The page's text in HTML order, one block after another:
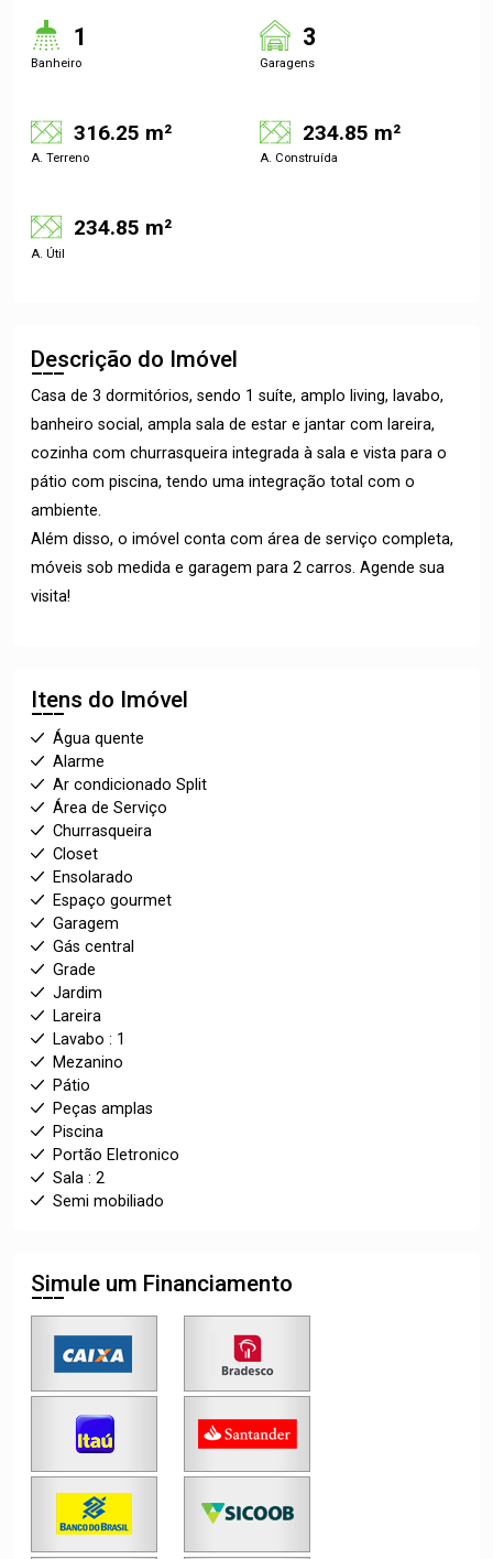
1
Banheiro
3
Garagens
316.25 m²
A. Terreno
234.85 m²
A. Construída
234.85 m²
A. Útil
Descrição do Imóvel
Casa de 3 dormitórios, sendo 1 suíte, amplo living, lavabo,
banheiro social, ampla sala de estar e jantar com lareira,
cozinha com churrasqueira integrada à sala e vista para o
pátio com piscina, tendo uma integração total com o
ambiente.
Além disso, o imóvel conta com área de serviço completa,
móveis sob medida e garagem para 2 carros. Agende sua
visita!
Itens do Imóvel
Água quente
Alarme
Ar condicionado Split
Área de Serviço
Churrasqueira
Closet
Ensolarado
Espaço gourmet
Garagem
Gás central
Grade
Jardim
Lareira
Lavabo : 1
Mezanino
Pátio
Peças amplas
Piscina
Portão Eletronico
Sala : 2
Semi mobiliado
Simule um Financiamento